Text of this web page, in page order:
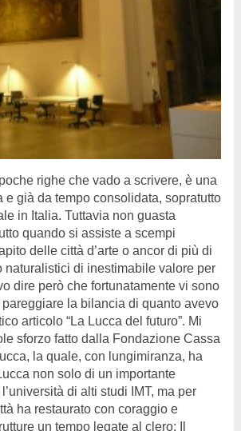
righe che vado a scrivere, è una
e già da tempo consolidata, sopratutto
in Italia. Tuttavia non guasta
quando si assiste a scempi
delle città d’arte o ancor di più di
naturalistici di inestimabile valore per
dire però che fortunatamente vi sono
la bilancia di quanto avevo
articolo “La Lucca del futuro”. Mi
sforzo fatto dalla Fondazione Cassa
la quale, con lungimiranza, ha
non solo di un importante
di alti studi IMT, ma per
ha restaurato con coraggio e
un tempo legate al clero: Il